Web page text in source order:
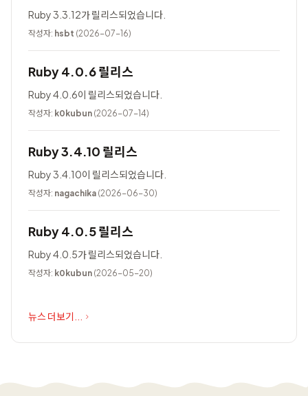
Ruby 3.3.12가 릴리스되었습니다.
작성자: hsbt (2026-07-16)
Ruby 4.0.6 릴리스
Ruby 4.0.6이 릴리스되었습니다.
작성자: k0kubun (2026-07-14)
Ruby 3.4.10 릴리스
Ruby 3.4.10이 릴리스되었습니다.
작성자: nagachika (2026-06-30)
Ruby 4.0.5 릴리스
Ruby 4.0.5가 릴리스되었습니다.
작성자: k0kubun (2026-05-20)
뉴스 더보기...